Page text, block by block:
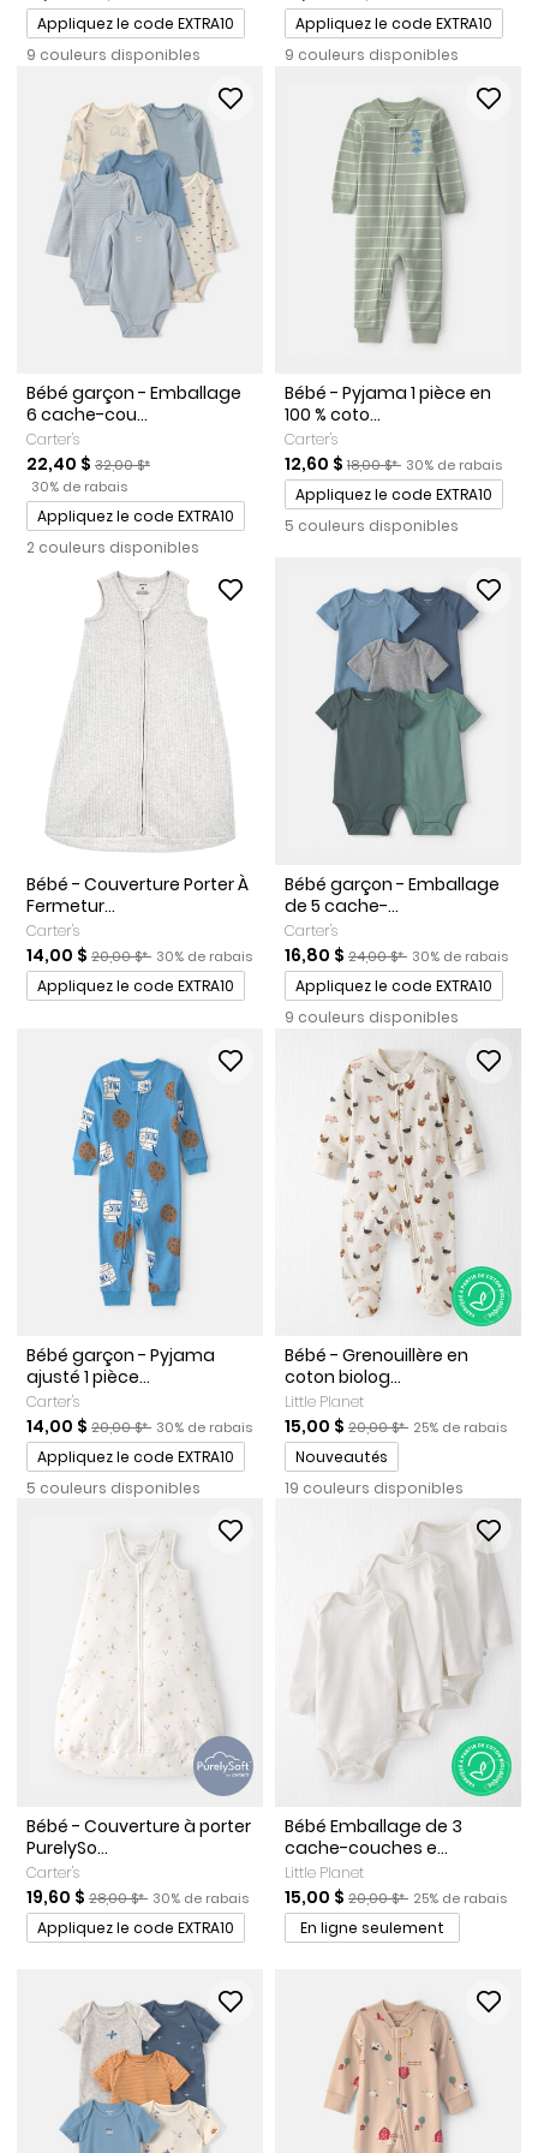
Promotions
Appliquez le code EXTRA10
9 couleurs disponibles
Promotions
Appliquez le code EXTRA10
9 couleurs disponibles
Bébé garçon - Emballage
6 cache-cou...
Carter's
Prix de solde
22,40 $ Prix ​​de détail suggéré par le fabricant
32,00 $*
Pourcentage de rabais
30% de rabais
Promotions
Appliquez le code EXTRA10
2 couleurs disponibles
Bébé - Pyjama 1 pièce en
100 % coto...
Carter's
Prix de solde
12,60 $Prix ​​de détail suggéré par
18,00 $* Pourcentage de
30% de rabais
Promotions
Appliquez le code EXTRA10
5 couleurs disponibles
Bébé - Couverture Porter À
Fermetur...
Carter's
Prix de solde
14,00 $ Prix ​​de détail suggéré par le fabricant
20,00 $* Pourcentage de rabais
30% de rabais
Promotions
Appliquez le code EXTRA10
Bébé garçon - Emballage
de 5 cache-...
Carter's
Prix de solde
16,80 $ Prix ​​de détail suggéré par
24,00 $* Pourcentage de
30% de rabais
Promotions
Appliquez le code EXTRA10
9 couleurs disponibles
Bébé garçon - Pyjama
ajusté 1 pièce...
Carter's
Prix de solde
14,00 $ Prix ​​de détail suggéré par le fabricant
20,00 $* Pourcentage de rabais
30% de rabais
Promotions
Appliquez le code EXTRA10
5 couleurs disponibles
Bébé - Grenouillère en
coton biolog...
Little Planet
Prix de solde
15,00 $ Prix ​​de détail suggéré par
20,00 $* Pourcentage de
25% de rabais
Promotions
Nouveautés
19 couleurs disponibles
Bébé - Couverture à porter
PurelySo...
Carter's
Prix de solde
19,60 $ Prix ​​de détail suggéré par le fabricant
28,00 $* Pourcentage de rabais
30% de rabais
Promotions
Appliquez le code EXTRA10
Bébé Emballage de 3
cache-couches e...
Little Planet
Prix de solde
15,00 $ Prix ​​de détail suggéré par
20,00 $* Pourcentage de
25% de rabais
En ligne seulement